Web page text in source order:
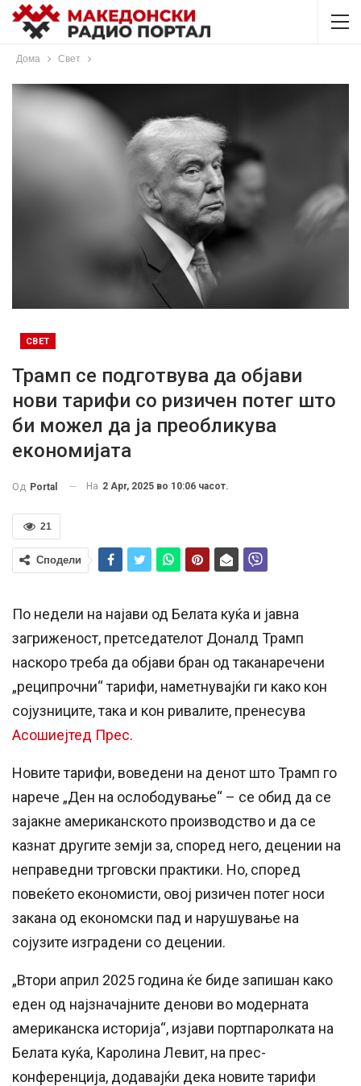
Дома Свет
СВЕТ
Трамп се подготвува да објави
нови тарифи со ризичен потег што
би можел да ја преобликува
економијата
Од Portal На 2 Apr, 2025 во 10:06 часот.
21
Сподели
По недели на најави од Белата куќа и јавна
загриженост, претседателот Доналд Трамп
наскоро треба да објави бран од таканаречени
„реципрочни“ тарифи, наметнувајќи ги како кон
сојузниците, така и кон ривалите, пренесува
Асошиејтед Прес.
Новите тарифи, воведени на денот што Трамп го
нарече „Ден на ослободување“ – се обид да се
зајакне американското производство и да се
казнат другите земји за, според него, децении на
неправедни трговски практики. Но, според
повеќето економисти, овој ризичен потег носи
закана од економски пад и нарушување на
сојузите изградени со децении.
„Втори април 2025 година ќе биде запишан како
еден од најзначајните денови во модерната
американска историја“, изјави портпаролката на
Белата куќа, Каролина Левит, на прес-
конференција, додавајќи дека новите тарифи